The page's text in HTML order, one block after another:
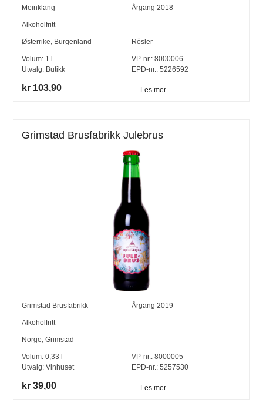
Meinklang Årgang 2018
Alkoholfritt
Østerrike, Burgenland Rösler
Volum: 1
Utvalg: Butikk
VP-nr.:8000006
EPD-nr.: 5226592
kr 103,90 Les mer
Grimstad Brusfabrikk Julebrus
Grimstad Brusfabrikk Årgang 2019
Alkoholfritt
Norge,Grimstad
Volum:0,33
Utvalg:Vinhuset
VP-nr.:8000005
EPD-nr.: 5257530
kr 39,00 Les mer